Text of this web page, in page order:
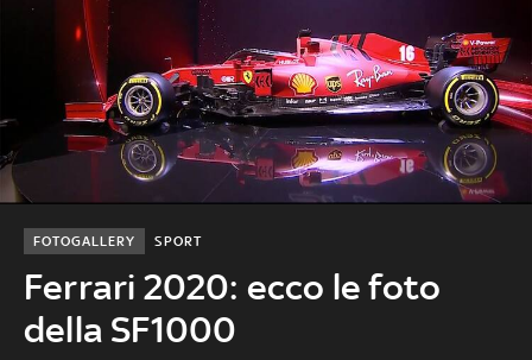
Ferrari 2020: ecco le foto
della SF1000
SPORT
FOTOGALLERY